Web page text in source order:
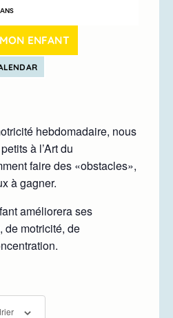
ENFANT
hebdomadaire, nous
à l’Art du
faire des «obstacles»,
à gagner.
améliorera ses
de motricité, de